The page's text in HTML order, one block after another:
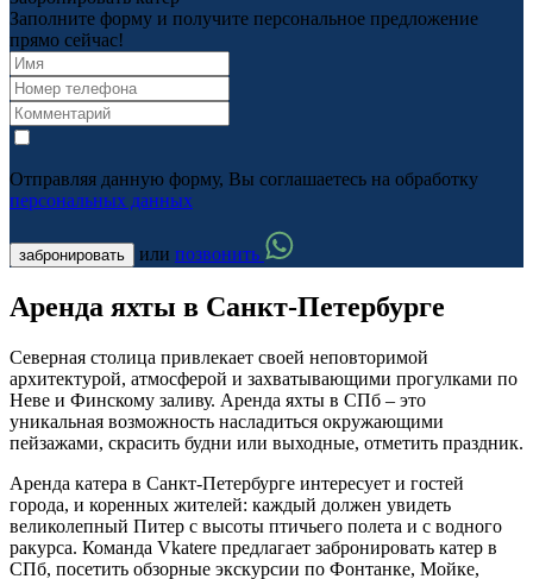
Заполните форму и получите персональное предложение
прямо сейчас!
Отправляя данную форму, Вы соглашаетесь на обработку
персональных данных
забронировать или позвонить
Аренда яхты в Санкт-Петербурге
Северная столица привлекает своей неповторимой
архитектурой, атмосферой и захватывающими прогулками по
Неве и Финскому заливу. Аренда яхты в СПб – это
уникальная возможность насладиться окружающими
пейзажами, скрасить будни или выходные, отметить праздник.
Аренда катера в Санкт-Петербурге интересует и гостей
города, и коренных жителей: каждый должен увидеть
великолепный Питер с высоты птичьего полета и с водного
ракурса. Команда Vkatere предлагает забронировать катер в
СПб, посетить обзорные экскурсии по Фонтанке, Мойке,